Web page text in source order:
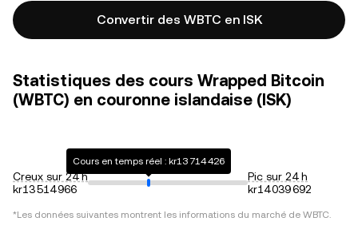
Convertir des WBTC en ISK
Statistiques des cours Wrapped Bitcoin
(WBTC) en couronne islandaise (ISK)
Creux sur 24 h
kr13 514 966
Cours en temps réel : kr13 714 426
Pic sur 24 h
kr14 039 692
*Les données suivantes montrent les informations du marché de WBTC.